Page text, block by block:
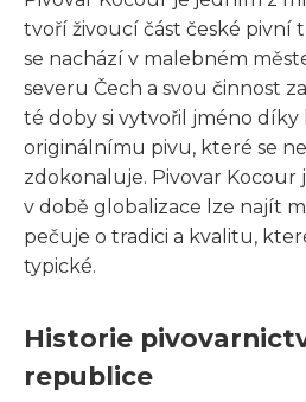
tvoří živoucí část české pivní
se nachází v malebném
severu Čech a svou činnost
té doby si vytvořil jméno
originálnímu pivu, které se
zdokonaluje. Pivovar Kocour
v době globalizace lze najít
pečuje o tradici a kvalitu,
typické.
Historie
republice